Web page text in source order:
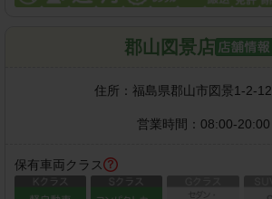
郡山図景店
住所： 福島県郡山市図景1-2-12
営業時間： 08:00-20:00
保有車両クラス